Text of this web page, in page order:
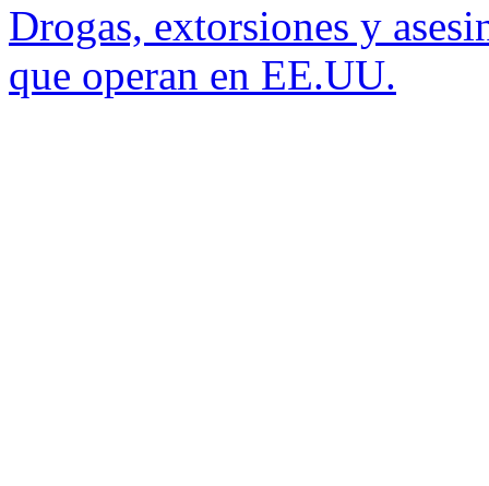
Drogas, extorsiones y
que operan en EE.UU.